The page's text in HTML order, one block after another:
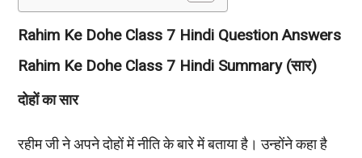
Rahim Ke Dohe Class 7 Hindi Question Answers
Rahim Ke Dohe Class 7 Hindi Summary (सार)
दोहों का सार
रहीम जी ने अपने दोहों में नीति के बारे में बताया है। उन्होंने कहा है